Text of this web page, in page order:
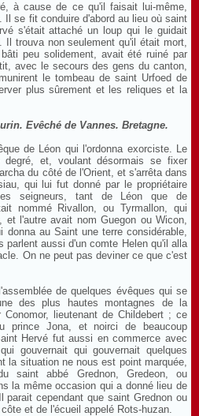
à cause de ce qu'il faisait lui-même,
Il se fit conduire d'abord au lieu où saint
s'était attaché un loup qui le guidait
trouva non seulement qu'il était mort,
peu solidement, avait été ruiné par
avec le secours des gens du canton,
le tombeau de saint Urfoed de
plus sûrement et les reliques et la
Evêché de Vannes. Bretagne.
de Léon qui l'ordonna exorciste. Le
et, voulant désormais se fixer
du côté de l'Orient, et s'arrêta dans
qui lui fut donné par le propriétaire
seigneurs, tant de Léon que de
nommé Rivallon, ou Tyrmallon, qui
l'autre avait nom Guegon ou Wicon,
donna au Saint une terre considérable,
parlent aussi d'un comte Helen qu'il alla
On ne peut pas deviner ce que c'est
de quelques évêques qui se
des plus hautes montagnes de la
lieutenant de Childebert ; ce
prince Jona, et noirci de beaucoup
Hervé fut aussi en commerce avec
gouvernait qui gouvernait quelques
la situation ne nous est point marquée,
saint abbé Grednon, Gredeon, ou
la même occasion qui a donné lieu de
cependant que saint Grednon ou
et de l'écueil appelé Rots-huzan.